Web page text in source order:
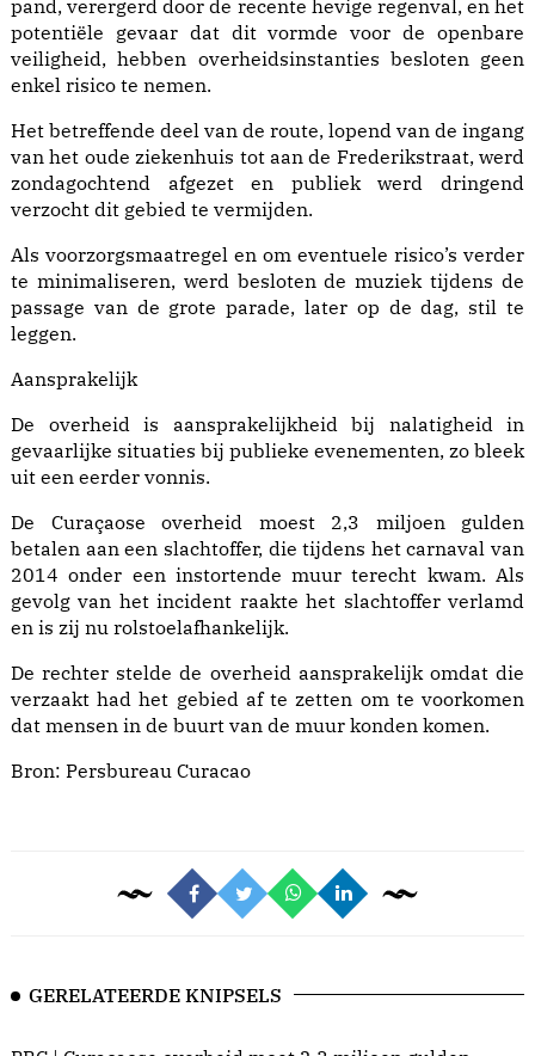
pand, verergerd door de recente hevige regenval, en het
potentiële gevaar dat dit vormde voor de openbare
veiligheid, hebben overheidsinstanties besloten geen
enkel risico te nemen.
Het betreffende deel van de route, lopend van de ingang
van het oude ziekenhuis tot aan de Frederikstraat, werd
zondagochtend afgezet en publiek werd dringend
verzocht dit gebied te vermijden.
Als voorzorgsmaatregel en om eventuele risico’s verder
te minimaliseren, werd besloten de muziek tijdens de
passage van de grote parade, later op de dag, stil te
leggen.
Aansprakelijk
De overheid is aansprakelijkheid bij nalatigheid in
gevaarlijke situaties bij publieke evenementen, zo bleek
uit een eerder vonnis.
De Curaçaose overheid moest 2,3 miljoen gulden
betalen aan een slachtoffer, die tijdens het carnaval van
2014 onder een instortende muur terecht kwam. Als
gevolg van het incident raakte het slachtoffer verlamd
en is zij nu rolstoelafhankelijk.
De rechter stelde de overheid aansprakelijk omdat die
verzaakt had het gebied af te zetten om te voorkomen
dat mensen in de buurt van de muur konden komen.
Bron: Persbureau Curacao
GERELATEERDE KNIPSELS